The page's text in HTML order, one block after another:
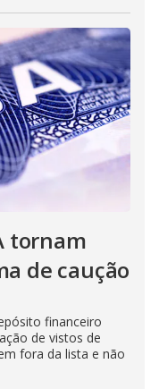
tornam
de caução
financeiro
de vistos de
fora da lista e não